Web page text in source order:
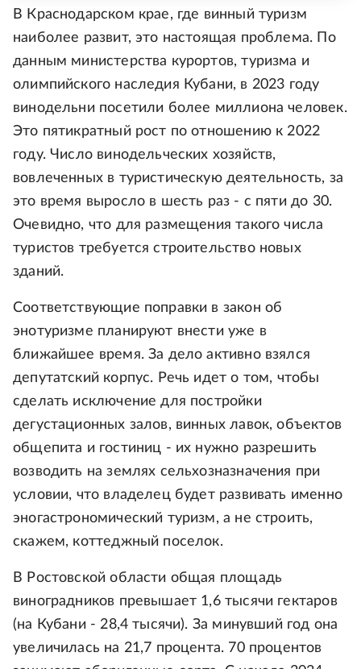
В Краснодарском крае, где винный туризм
наиболее развит, это настоящая проблема. По
данным министерства курортов, туризма и
олимпийского наследия Кубани, в 2023 году
винодельни посетили более миллиона человек.
Это пятикратный рост по отношению к 2022
году. Число винодельческих хозяйств,
вовлеченных в туристическую деятельность, за
это время выросло в шесть раз - с пяти до 30.
Очевидно, что для размещения такого числа
туристов требуется строительство новых
зданий.
Соответствующие поправки в закон об
энотуризме планируют внести уже в
ближайшее время. За дело активно взялся
депутатский корпус. Речь идет о том, чтобы
сделать исключение для постройки
дегустационных залов, винных лавок, объектов
общепита и гостиниц - их нужно разрешить
возводить на землях сельхозназначения при
условии, что владелец будет развивать именно
эногастрономический туризм, а не строить,
скажем, коттеджный поселок.
В Ростовской области общая площадь
виноградников превышает 1,6 тысячи гектаров
(на Кубани - 28,4 тысячи). За минувший год она
увеличилась на 21,7 процента. 70 процентов